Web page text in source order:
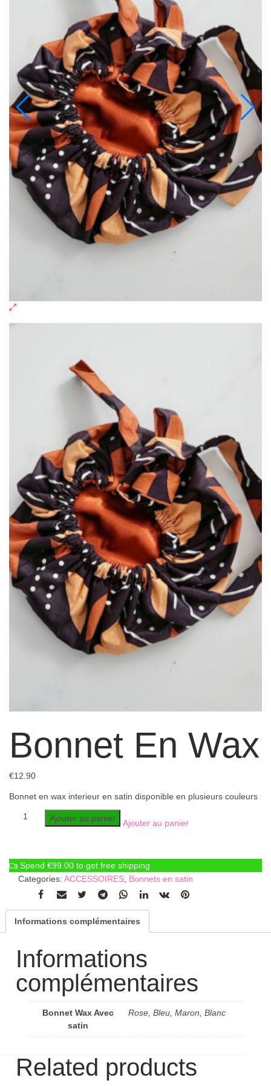
Bonnet En Wax
€12.90
Bonnet en wax interieur en satin disponible en plusieurs couleurs
Ajouter au panier Ajouter au panier
Spend €99.00 to get free shipping
Categories: ACCESSOIRES, Bonnets en satin
Informations complémentaires
Informations
complémentaires
Bonnet Wax Avec
satin
Rose, Bleu, Maron, Blanc
Related products